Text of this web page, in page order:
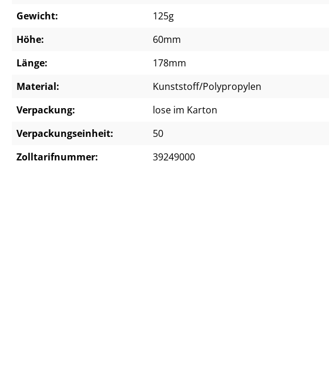
Gewicht:
125g
Höhe:
60mm
Länge:
178mm
Material:
Kunststoff/Polypropylen
Verpackung:
lose im Karton
Verpackungseinheit:
50
Zolltarifnummer:
39249000